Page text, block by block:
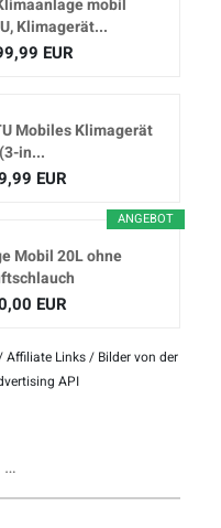
mobil
Klimagerät...
EUR
Mobiles Klimagerät
(3-in...
EUR
ANGEBOT
Mobil 20L ohne
EUR
Links / Bilder von der
API